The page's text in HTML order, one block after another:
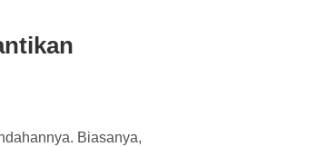
Biasanya,